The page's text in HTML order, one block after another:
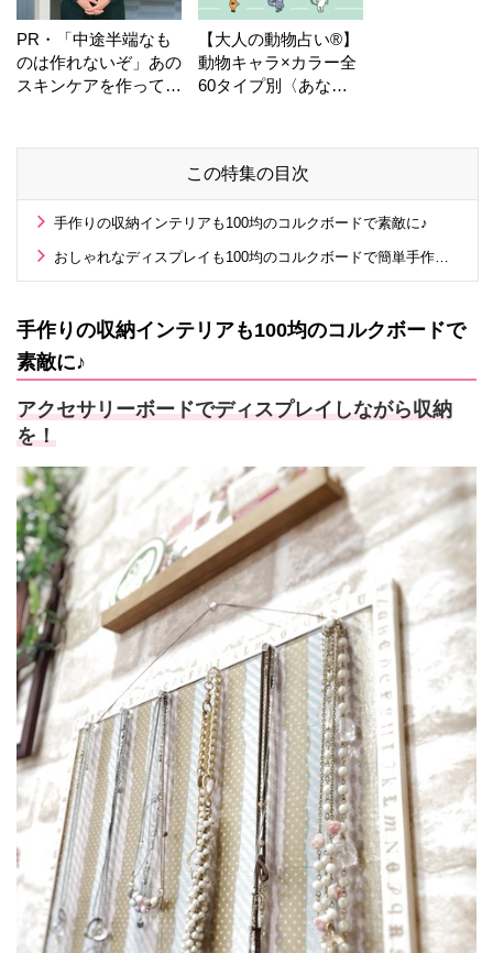
PR・「中途半端なも
のは作れないぞ」あの
スキンケアを作ってい
【大人の動物占い®】
動物キャラ×カラー全
60タイプ別〈あなた
この特集の目次
手作りの収納インテリアも100均のコルクボードで素敵に♪
おしゃれなディスプレイも100均のコルクボードで簡単手作り！
手作りの収納インテリアも100均のコルクボードで
素敵に♪
アクセサリーボードでディスプレイしながら収納
を！